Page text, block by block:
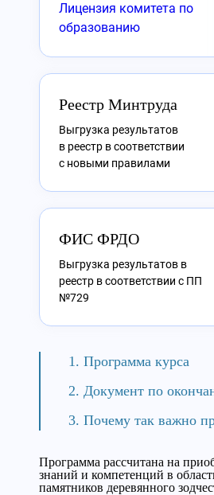
Лицензия комитета по
образованию
Реестр Минтруда
Выгрузка результатов
в реестр в соответствии
с новыми правилами
ФИС ФРДО
Выгрузка результатов в
реестр в соответствии с ПП
№729
Программа курса
Документ по
Почему так важно
Программа рассчитана на
знаний и компетенций в
памятников деревянного